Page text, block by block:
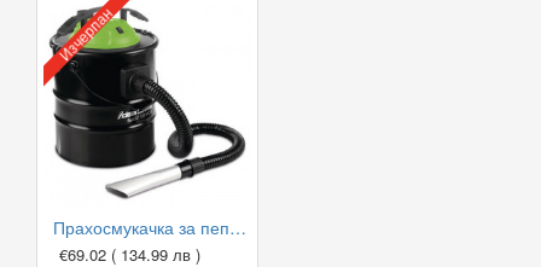
Изчерпан
Прахосмукачка за пепел Cleancraft flexCAT 120 VCA
€69.02 ( 134.99 лв )